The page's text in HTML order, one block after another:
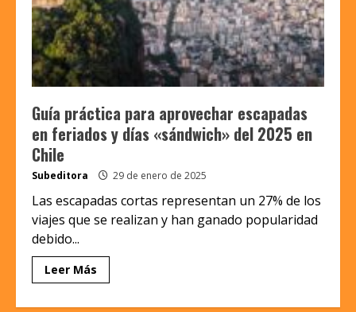
Guía práctica para aprovechar escapadas
en feriados y días «sándwich» del 2025 en
Chile
Subeditora 29 de enero de 2025
Las escapadas cortas representan un 27% de los
viajes que se realizan y han ganado popularidad
debido...
Leer Más